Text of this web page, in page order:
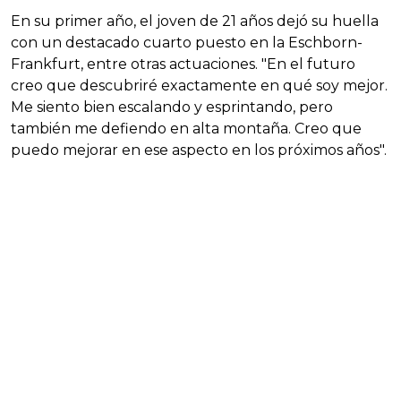
En su primer año, el joven de 21 años dejó su huella
con un destacado cuarto puesto en la Eschborn-
Frankfurt, entre otras actuaciones. "En el futuro
creo que descubriré exactamente en qué soy mejor.
Me siento bien escalando y esprintando, pero
también me defiendo en alta montaña. Creo que
puedo mejorar en ese aspecto en los próximos años".